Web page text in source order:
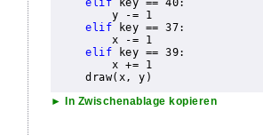
elif key == 40:
        y -= 1
elif key == 37:
        x -= 1
elif key == 39:
        x += 1
► In Zwischenablage kopieren